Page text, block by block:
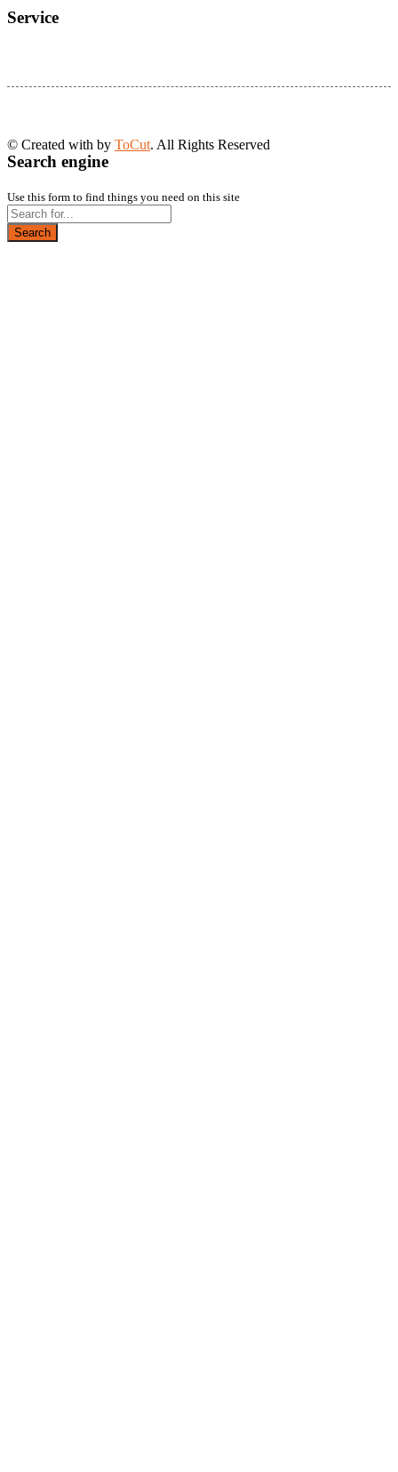
Service
© Created with by ToCut. All Rights Reserved
Search engine
Use this form to find things you need on this site
Search